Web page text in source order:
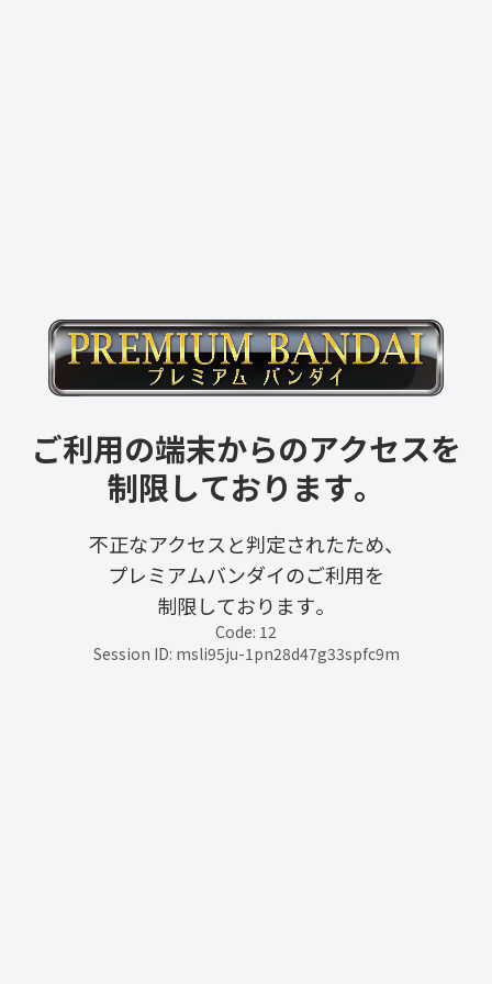
ご利用の端末からのアクセスを
制限しております。
不正なアクセスと判定されたため、
プレミアムバンダイのご利用を
制限しております。
Code: 12
Session ID: msli95ju-1pn28d47g33spfc9m